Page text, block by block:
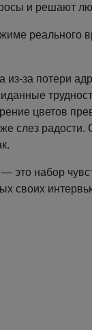
и решают
из-за потери
цветов
слез
это набор
своих